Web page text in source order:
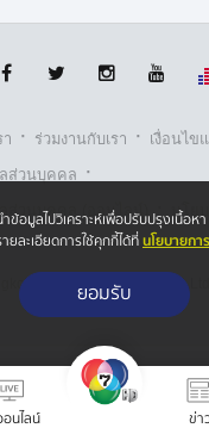
นไลน์ ข่า
ว 150 เมตร บริเวณทิศต
งท่าทีห้ามปราม ฝ่ายไท
มของฝ่ายไทย ในการ
บผิดชอบ เพื่อป้องกันคว
ยตามแนวชายแดนของไ
· ร่วมงานกับเรา · เงื่อนไข
ส่วนบุคคล ·
ส่วนบุคคล (ออนไลน์) · นโย
Broadcasting & T.V. Co.,Ltd.
ข้อมูลไปวิเคราะห์เพื่อปรับปรุงเนื้อห
ละเอียดการใช้คุกกี้ได้ที่นโยบายกา
ยอมรับ